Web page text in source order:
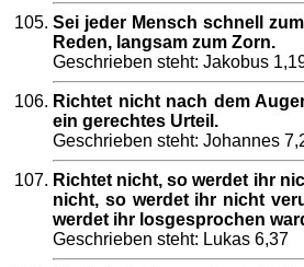
Sei jeder Mensch schnell
Reden, langsam zum Zorn.
Geschrieben steht: Jakobus
Richtet nicht nach dem
ein gerechtes Urteil.
Geschrieben steht: Johannes
Richtet nicht, so werdet ihr
nicht, so werdet ihr nicht
werdet ihr losgesprochen
Geschrieben steht: Lukas 6,37